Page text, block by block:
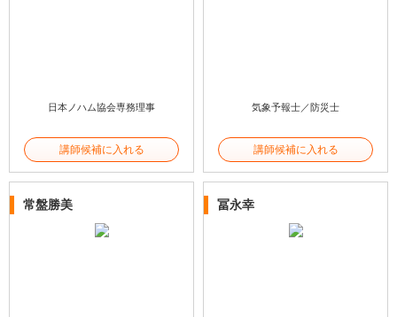
日本ノハム協会専務理事
講師候補に入れる
気象予報士／防災士
講師候補に入れる
常盤勝美 冨永幸